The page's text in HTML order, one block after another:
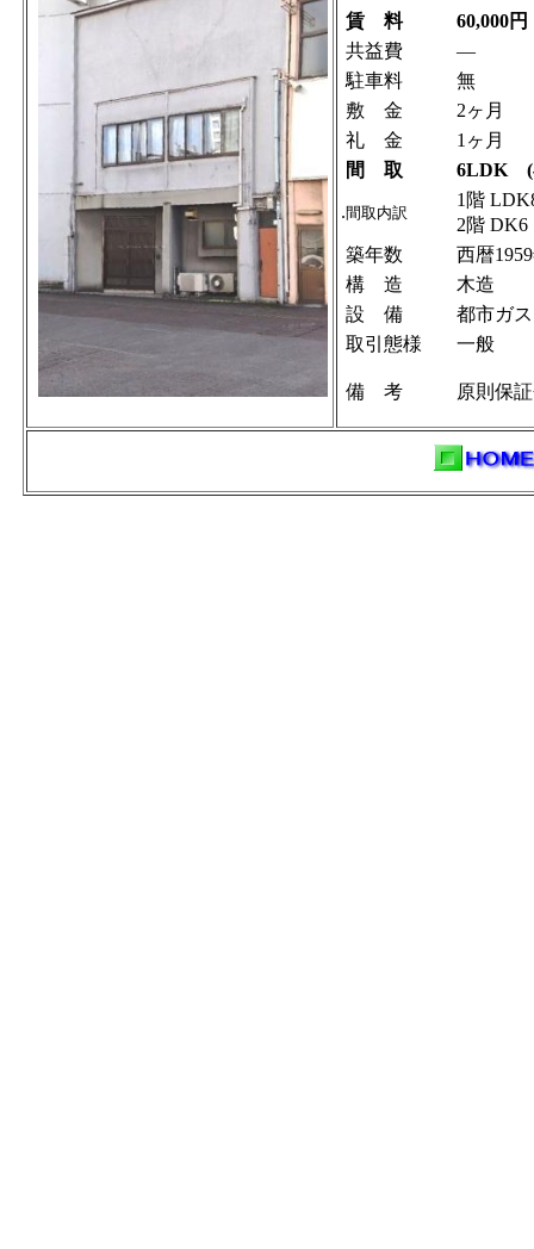
賃 料
60,000円
共益費
―
駐車料
無
敷 金
2ヶ月
礼 金
1ヶ月
間 取
6LDK (
.間取内訳
1階
2階 DK6
築年数
西暦
構 造
木造
設 備
都市ガ
取引態様
一般
備 考 原則保